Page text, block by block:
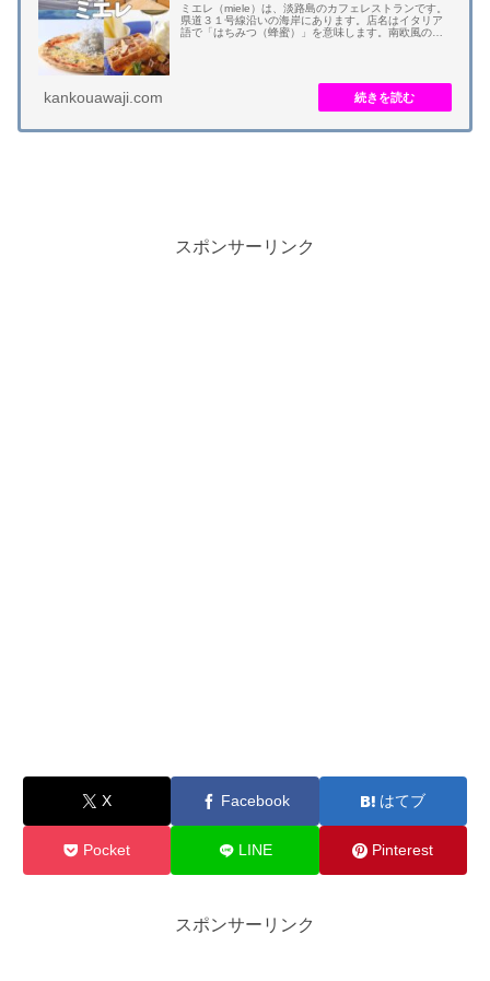
ミエレ（miele）は、淡路島のカフェレストランです。
県道３１号線沿いの海岸にあります。店名はイタリア
語で「はちみつ（蜂蜜）」を意味します。南欧風の白
kankouawaji.com
スポンサーリンク
X Facebook はてブ
Pocket LINE Pinterest
スポンサーリンク